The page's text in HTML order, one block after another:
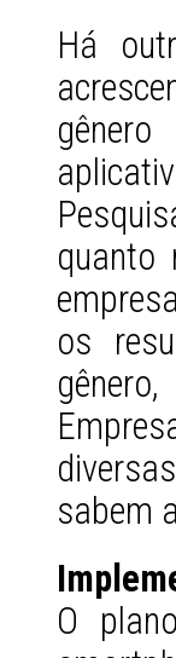
Há
gênero
quanto
os
sabem
O